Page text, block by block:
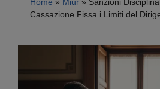
Cassazione Fissa i Limiti del